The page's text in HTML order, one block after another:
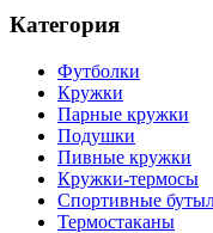
Категория
Футболки
Кружки
Парные кружки
Подушки
Пивные кружки
Кружки-термосы
Спортивные
Термостаканы